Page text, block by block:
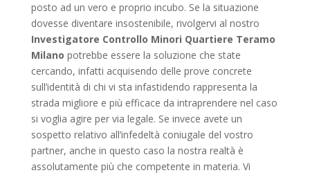
posto ad un vero e proprio incubo. Se la situazione
dovesse diventare insostenibile, rivolgervi al nostro
Investigatore Controllo Minori Quartiere Teramo
Milano potrebbe essere la soluzione che state
cercando, infatti acquisendo delle prove concrete
sull’identità di chi vi sta infastidendo rappresenta la
strada migliore e più efficace da intraprendere nel caso
si voglia agire per via legale. Se invece avete un
sospetto relativo all’infedeltà coniugale del vostro
partner, anche in questo caso la nostra realtà è
assolutamente più che competente in materia. Vi